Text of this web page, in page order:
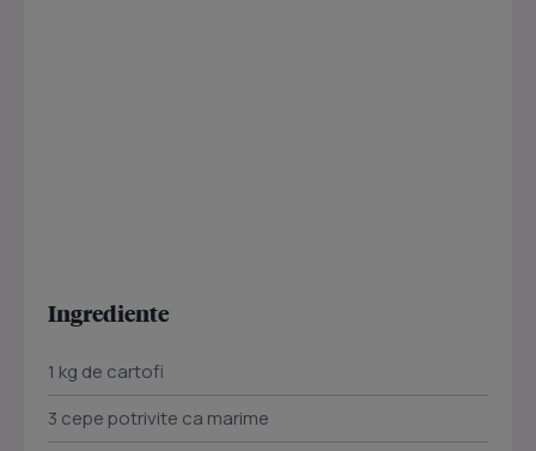
Ingrediente
1 kg de cartofi
3 cepe potrivite ca marime